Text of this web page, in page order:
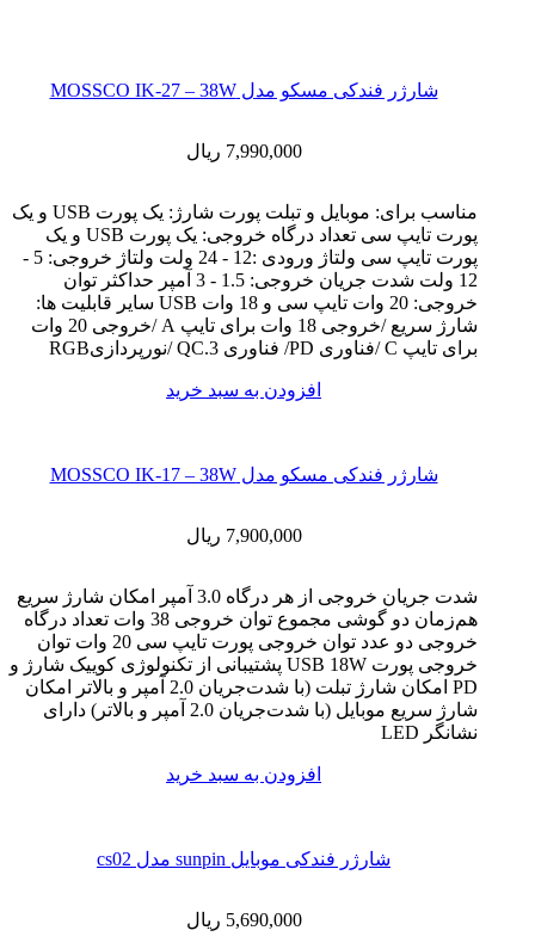
شارژر فندکی مسکو مدل MOSSCO IK-27 – 38W
7,990,000 ریال
مناسب برای: موبایل و تبلت پورت شارژ: یک پورت USB و یک
پورت تایپ سی تعداد درگاه خروجی: یک پورت USB و یک
پورت تایپ سی ولتاژ ورودی :12 - 24 ولت ولتاژ خروجی: 5 -
12 ولت شدت جریان خروجی: 1.5 - 3 آمپر حداکثر توان
خروجی: 20 وات تایپ سی و 18 وات USB سایر قابلیت ها:
شارژ سریع /خروجی 18 وات برای تایپ A /خروجی 20 وات
برای تایپ C /فناوری PD/ فناوری QC.3 /نورپردازیRGB
افزودن به سبد خرید
شارژر فندکی مسکو مدل MOSSCO IK-17 – 38W
7,900,000 ریال
شدت جریان خروجی از هر درگاه 3.0 آمپر امکان شارژ سریع
هم‌زمان دو گوشی مجموع توان خروجی 38 وات تعداد درگاه
خروجی دو عدد توان خروجی پورت تایپ سی 20 وات توان
خروجی پورت USB 18W پشتیبانی از تکنولوژی کوییک شارژ و
PD امکان شارژ تبلت (با شدت‌جریان 2.0 آمپر و بالاتر امکان
شارژ سریع‌ موبایل (با شدت‌جریان 2.0 آمپر و بالاتر) دارای
نشانگر LED
افزودن به سبد خرید
شارژر فندکی موبایل sunpin مدل cs02
5,690,000 ریال